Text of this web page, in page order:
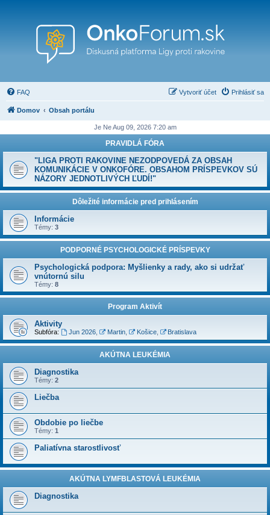
FAQ Prihlásiť sa
Vytvoriť účet
Domov Obsah portálu
Je Ne Aug 09, 2026 7:20 am
PRAVIDLÁ FÓRA
"LIGA PROTI RAKOVINE NEZODPOVEDÁ ZA OBSAH
KOMUNIKÁCIE V ONKOFÓRE. OBSAHOM PRÍSPEVKOV SÚ
NÁZORY JEDNOTLIVÝCH ĽUDÍ!"
Dôležité informácie pred prihlásením
Informácie
Témy: 3
PODPORNÉ PSYCHOLOGICKÉ PRÍSPEVKY
Psychologická podpora: Myšlienky a rady, ako si udržať
vnútornú silu
Témy: 8
Program Aktivít
Aktivity
Subfóra: Jun 2026, Martin, Košice, Bratislava
AKÚTNA LEUKÉMIA
Diagnostika
Témy: 2
Liečba
Obdobie po liečbe
Témy: 1
Paliatívna starostlivosť
AKÚTNA LYMFBLASTOVÁ LEUKÉMIA
Diagnostika